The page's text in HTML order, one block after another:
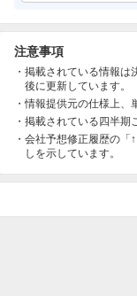
注意事項
掲載されている情報は
後に更新しています。
情報提供元の仕様上、
掲載されている四半期
会社予想修正履歴の「
しを示しています。